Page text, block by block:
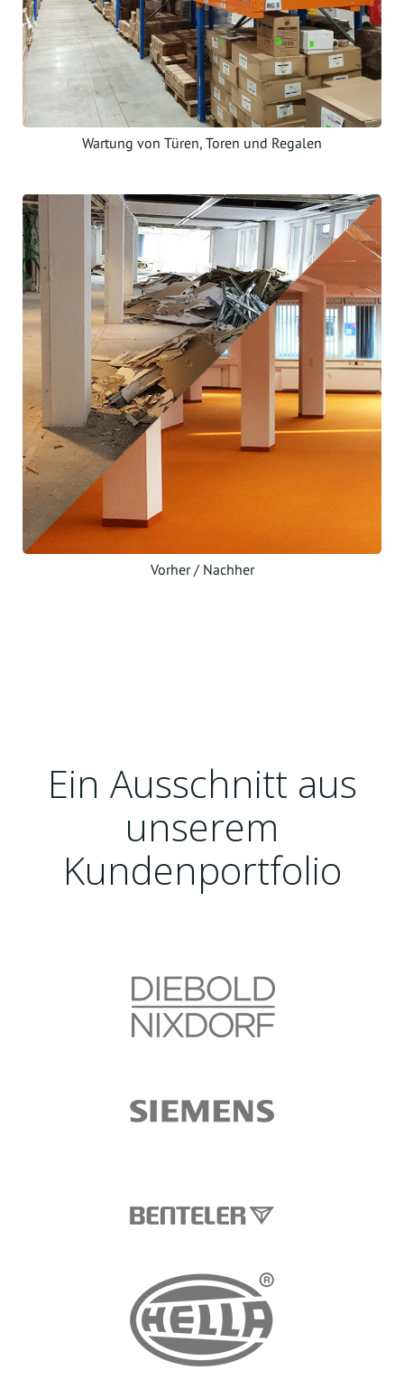
Wartung von Türen, Toren und Regalen
Vorher / Nachher
Ein Ausschnitt aus
unserem
Kundenportfolio